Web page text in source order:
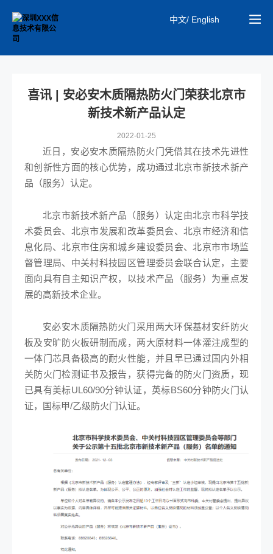
中文/ English
喜讯 | 安必安木质隔热防火门荣获北京市
新技术新产品认定
2022-01-25
近日，安必安木质隔热防火门凭借其在技术先进性
和创新性方面的核心优势，成功通过北京市新技术新产
品（服务）认定。
北京市新技术新产品（服务）认定由北京市科学技
术委员会、北京市发展和改革委员会、北京市经济和信
息化局、北京市住房和城乡建设委员会、北京市市场监
督管理局、中关村科技园区管理委员会联合认定，主要
面向具有自主知识产权，以技术产品（服务）为重点发
展的高新技术企业。
安必安木质隔热防火门采用两大环保基材安纤防火
板及安旷防火板研制而成，两大原材料一体灌注成型的
一体门芯具备极高的耐火性能，并且早已通过国内外相
关防火门检测证书及报告，获得完备的防火门资质，现
已具有美标UL60/90分钟认证，英标BS60分钟防火门认
证，国标甲/乙级防火门认证。